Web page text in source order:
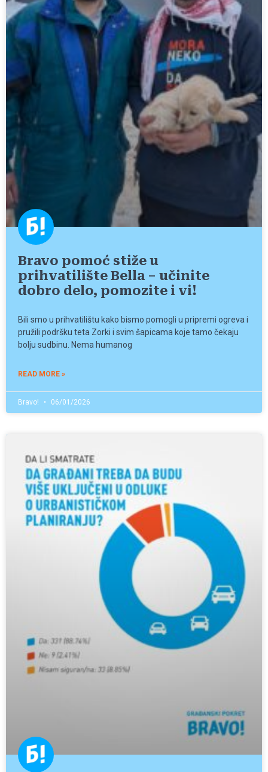
Bravo pomoć stiže u
prihvatilište Bella – učinite
dobro delo, pomozite i vi!
Bili smo u prihvatilištu kako bismo pomogli u pripremi ogreva i
pružili podršku teta Zorki i svim šapicama koje tamo čekaju
bolju sudbinu. Nema humanog
READ MORE »
Bravo! 06/01/2026